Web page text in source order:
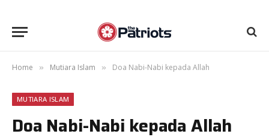
Home » Mutiara Islam » Doa Nabi-Nabi kepada Allah
MUTIARA ISLAM
Doa Nabi-Nabi kepada Allah